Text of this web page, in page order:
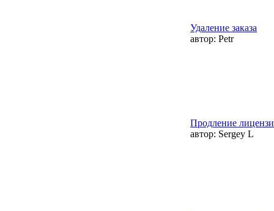
Удаление заказа
автор: Petr
Продление
автор: Sergey L